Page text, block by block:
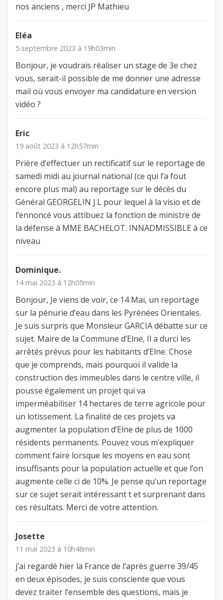
nos anciens , merci JP Mathieu
Eléa
5 septembre 2023 à 19h03min
Bonjour, je voudrais réaliser un stage de 3e chez
vous, serait-il possible de me donner une adresse
mail où vous envoyer ma candidature en version
vidéo ?
Eric
19 août 2023 à 12h57min
Prière d’effectuer un rectificatif sur le reportage de
samedi midi au journal national (ce qui l’a fout
encore plus mal) au reportage sur le décès du
Général GEORGELIN J.L pour lequel à la visio et de
l’ennoncé vous attibuez la fonction de ministre de
la défense à MME BACHELOT. INNADMISSIBLE à ce
niveau
Dominique.
14 mai 2023 à 12h05min
Bonjour, Je viens de voir, ce 14 Mai, un reportage
sur la pénurie d’eau dans les Pyrénées Orientales.
Je suis surpris que Monsieur GARCIA débatte sur ce
sujet. Maire de la Commune d’Elne, Il a durci les
arrêtés prévus pour les habitants d’Elne. Chose
que je comprends, mais pourquoi il valide la
construction des immeubles dans le centre ville, il
pousse également un projet qui va
imperméabiliser 14 hectares de terre agricole pour
un lotissement. La finalité de ces projets va
augmenter la population d’Elne de plus de 1000
résidents permanents. Pouvez vous m’expliquer
comment faire lorsque les moyens en eau sont
insuffisants pour la population actuelle et que l’on
augmente celle ci de 10%. Je pense qu’un reportage
sur ce sujet serait intéressant t et surprenant dans
ces résultats. Merci de votre attention.
Josette
11 mai 2023 à 10h48min
j’ai regardé hier la France de l’après guerre 39/45
en deux épisodes, je suis consciente que vous
devez traiter l’ensemble des questions, mais je